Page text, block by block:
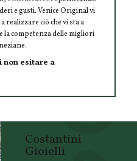
e gusti. Venice Original vi
ciò che vi sta a
la competenza delle migliori
non esitare a
Costantini
Gioielli